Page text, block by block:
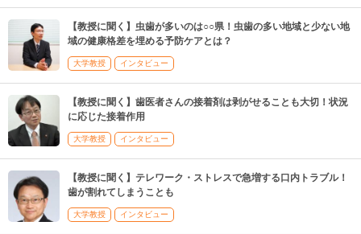
【教授に聞く】虫歯が多いのは○○県！虫歯の多い地域と少ない地
域の健康格差を埋める予防ケアとは？
大学教授 インタビュー
【教授に聞く】歯医者さんの接着剤は剥がせることも大切！状況
に応じた接着作用
大学教授 インタビュー
【教授に聞く】テレワーク・ストレスで急増する口内トラブル！
歯が割れてしまうことも
大学教授 インタビュー